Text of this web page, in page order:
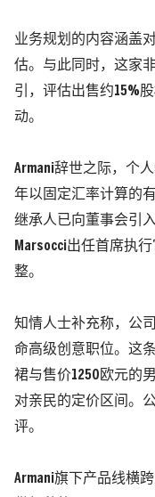
业务规划的内容涵盖
估。与此同时，这家
引，评估出售约15%
动。
Armani辞世之际，个
年以固定汇率计算的
继承人已向董事会引
Marsocci出任首席执
整。
知情人士补充称，公
命高级创意职位。这
裙与售价1250 欧元的
对亲民的定价区间。
评。
Armani旗下产品线横